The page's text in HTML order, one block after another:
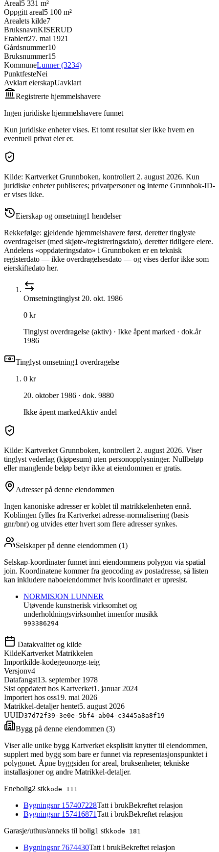
Areal5 331 m²
Oppgitt areal5 100 m²
Arealets kilde7
BruksnavnKISERUD
Etablert27. mai 1921
Gårdsnummer10
Bruksnummer15
KommuneLunner (3234)
PunktfesteNei
Avklart eierskapUavklart
Registrerte hjemmelshavere
Ingen juridiske hjemmelshavere funnet
Kun juridiske enheter vises. Et tomt resultat sier ikke hvem en
eventuell privat eier er.
Kilde: Kartverket Grunnboken, kontrollert 2. august 2026. Kun
juridiske enheter publiseres; privatpersoner og interne Grunnbok-ID-
er vises ikke.
Eierskap og omsetning1 hendelser
Rekkefølge: gjeldende hjemmelshavere først, deretter tinglyste
overdragelser (med skjøte-/registreringsdato), deretter tidligere eiere.
Andelens «oppdateringsdato» i Grunnboken er en teknisk
registerdato — ikke overdragelsesdato — og vises derfor ikke som
eierskiftedato her.
Omsetningtinglyst 20. okt. 1986
0 kr
Tinglyst overdragelse (aktiv) · Ikke åpent marked · dok.år
1986
Tinglyst omsetning1 overdragelse
0 kr
20. oktober 1986 · dok. 9880
Ikke åpent markedAktiv andel
Kilde: Kartverket Grunnboken, kontrollert 2. august 2026. Viser
tinglyst vederlag (kjøpesum) uten personopplysninger. Nullbeløp
eller manglende beløp betyr ikke at eiendommen er gratis.
Adresser på denne eiendommen
Ingen kanoniske adresser er koblet til matrikkelenheten ennå.
Koblingen fylles fra Kartverket adresse-normalisering (basis
gnr/bnr) og utvides etter hvert som flere adresser synkes.
Selskaper på denne eiendommen (1)
Selskap-koordinater funnet inni eiendommens polygon via spatial
join. Koordinatene kommer fra geocoding av postadresse, så listen
kan inkludere naboeiendommer hvis koordinatet er upresist.
NORMISJON LUNNER
Utøvende kunstnerisk virksomhet og
underholdningsvirksomhet innenfor musikk
993386294
Datakvalitet og kilde
KildeKartverket Matrikkelen
Importkilde-kodegeonorge-teig
Versjonv4
Datafangst13. september 1978
Sist oppdatert hos Kartverket1. januar 2024
Importert hos oss19. mai 2026
Matrikkel-detaljer hentet5. august 2026
UUID37d72f39-3e0e-5bf4-ab04-c3445a8a8f19
Bygg på denne eiendommen (3)
Viser alle unike bygg Kartverket eksplisitt knytter til eiendommen,
supplert med bygg som bare er funnet via representasjonspunktet i
polygonet. Åpne byggsiden for areal, bruksenheter, tekniske
installasjoner og andre Matrikkel-detaljer.
Enebolig2 stkkode 111
Bygningsnr 157407228Tatt i brukBekreftet relasjon
Bygningsnr 157416871Tatt i brukBekreftet relasjon
Garasje/uthus/anneks til bolig1 stkkode 181
Bygningsnr 7674430Tatt i brukBekreftet relasjon